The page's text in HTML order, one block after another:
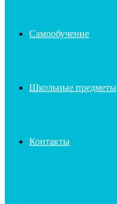
Самообучение
Школьные предметы
Контакты